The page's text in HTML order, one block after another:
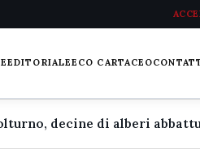
EDITORIALEECO CARTACEO